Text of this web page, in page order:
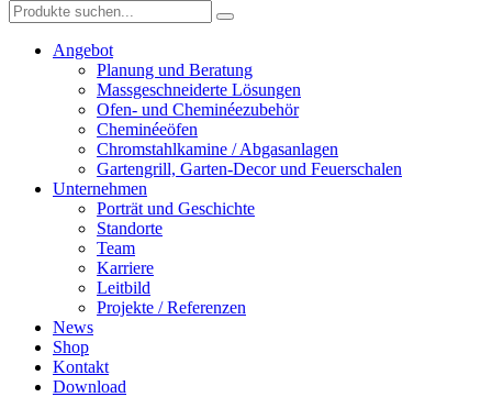
Angebot
Planung und Beratung
Massgeschneiderte Lösungen
Ofen- und Cheminéezubehör
Cheminéeöfen
Chromstahlkamine / Abgasanlagen
Gartengrill, Garten-Decor und Feuerschalen
Unternehmen
Porträt und Geschichte
Standorte
Team
Karriere
Leitbild
Projekte / Referenzen
News
Shop
Kontakt
Download